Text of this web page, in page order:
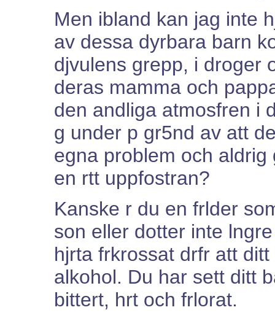
Men ibland kan jag inte
av dessa dyrbara barn
djvulens grepp, i droger
deras mamma och
den andliga atmosfren i
g under p gr5nd av att
egna problem och
en rtt uppfostran?
Kanske r du en frlder
son eller dotter inte
hjrta frkrossat drfr att
alkohol. Du har sett ditt
bittert, hrt och frlorat.